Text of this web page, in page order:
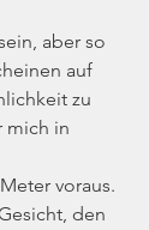
aber so
auf
zu
mich in
voraus.
den